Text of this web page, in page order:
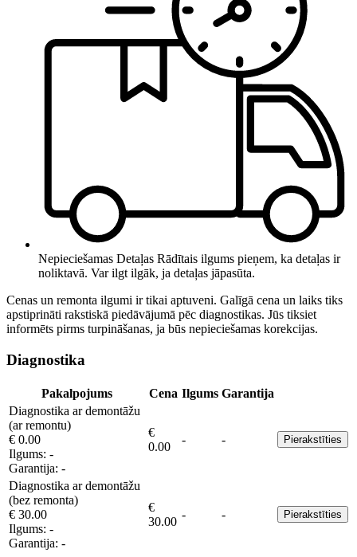
Nepieciešamas Detaļas Rādītais ilgums pieņem, ka detaļas ir
noliktavā. Var ilgt ilgāk, ja detaļas jāpasūta.
Cenas un remonta ilgumi ir tikai aptuveni. Galīgā cena un laiks tiks
apstiprināti rakstiskā piedāvājumā pēc diagnostikas. Jūs tiksiet
informēts pirms turpināšanas, ja būs nepieciešamas korekcijas.
Diagnostika
Pakalpojums Cena Ilgums Garantija
Diagnostika ar demontāžu
(ar remontu)
€ 0.00
Ilgums: -
Garantija: -
€
0.00
- - Pierakstīties
Diagnostika ar demontāžu
(bez remonta)
€ 30.00
Ilgums: -
Garantija: -
€
30.00
- - Pierakstīties